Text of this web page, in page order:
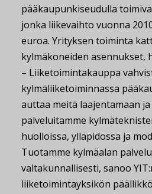
pääkaupunkiseudulla
jonka liikevaihto vuonna
euroa. Yrityksen toiminta
kylmäkoneiden asennukset,
– Liiketoimintakauppa
kylmäliiketoiminnassa
auttaa meitä laajentamaan
palveluitamme
huolloissa, ylläpidossa ja
Tuotamme kylmäalan
valtakunnallisesti, sanoo
liiketoimintayksikön päällikkö